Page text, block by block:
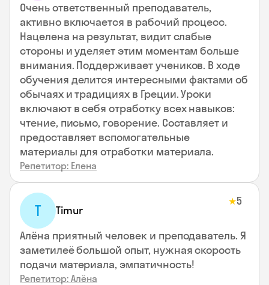
Очень ответственный преподаватель,
активно включается в рабочий процесс.
Нацелена на результат, видит слабые
стороны и уделяет этим моментам больше
внимания. Поддерживает учеников. В ходе
обучения делится интересными фактами об
обычаях и традициях в Греции. Уроки
включают в себя отработку всех навыков:
чтение, письмо, говорение. Составляет и
предоставляет вспомогательные
материалы для отработки материала.
Репетитор: Елена
T Timur
★5
Алёна приятный человек и преподаватель. Я
заметилеё большой опыт, нужная скорость
подачи материала, эмпатичность!
Репетитор: Алёна